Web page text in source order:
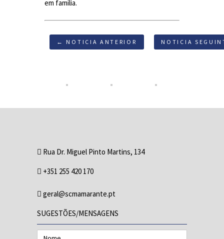
em família.
← NOTICIA ANTERIOR NOTICIA
Rua Dr. Miguel Pinto Martins, 134
+351 255 420 170
geral@scmamarante.pt
SUGESTÕES/MENSAGENS
Nome